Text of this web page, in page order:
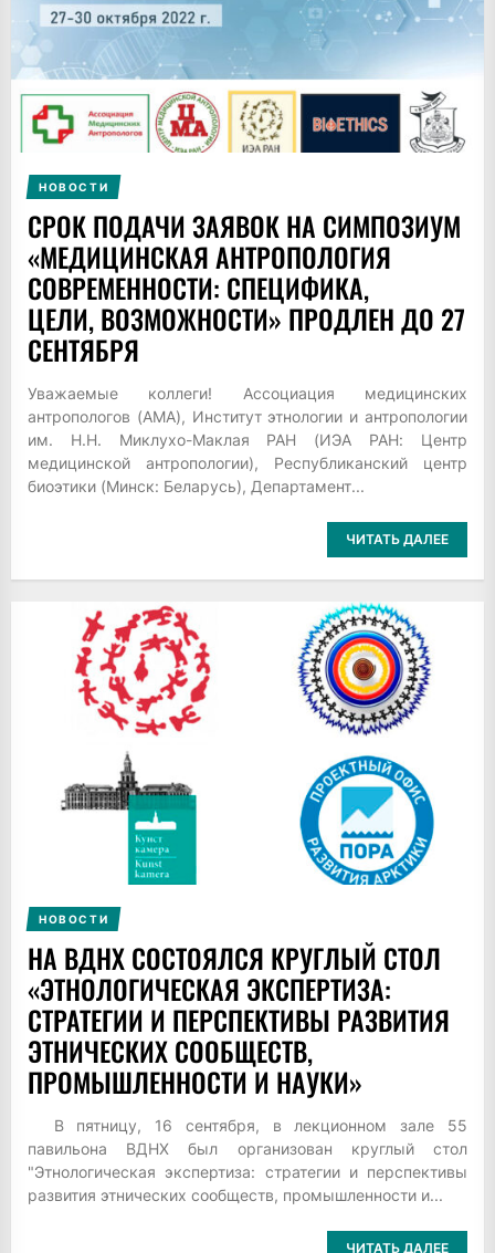
НОВОСТИ
СРОК ПОДАЧИ ЗАЯВОК НА СИМПОЗИУМ
«МЕДИЦИНСКАЯ АНТРОПОЛОГИЯ
СОВРЕМЕННОСТИ: СПЕЦИФИКА,
ЦЕЛИ, ВОЗМОЖНОСТИ» ПРОДЛЕН ДО 27
СЕНТЯБРЯ
Уважаемые коллеги! Ассоциация медицинских
антропологов (АМА), Институт этнологии и антропологии
им. Н.Н. Миклухо-Маклая РАН (ИЭА РАН: Центр
медицинской антропологии), Республиканский центр
биоэтики (Минск: Беларусь), Департамент...
ЧИТАТЬ ДАЛЕЕ
НОВОСТИ
НА ВДНХ СОСТОЯЛСЯ КРУГЛЫЙ СТОЛ
«ЭТНОЛОГИЧЕСКАЯ ЭКСПЕРТИЗА:
СТРАТЕГИИ И ПЕРСПЕКТИВЫ РАЗВИТИЯ
ЭТНИЧЕСКИХ СООБЩЕСТВ,
ПРОМЫШЛЕННОСТИ И НАУКИ»
В пятницу, 16 сентября, в лекционном зале 55
павильона ВДНХ был организован круглый стол
"Этнологическая экспертиза: стратегии и перспективы
развития этнических сообществ, промышленности и...
ЧИТАТЬ ДАЛЕЕ